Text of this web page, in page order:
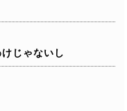
じゃないし